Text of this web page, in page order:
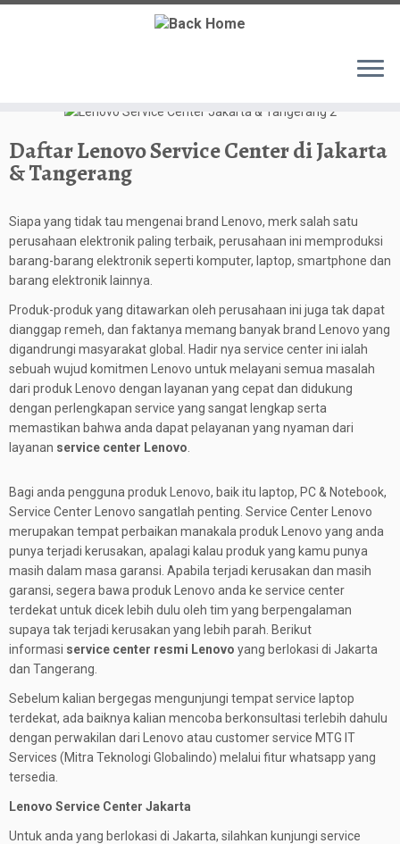
Daftar Lenovo Service Center di Jakarta
& Tangerang
Siapa yang tidak tau mengenai brand Lenovo, merk salah satu
perusahaan elektronik paling terbaik, perusahaan ini memproduksi
barang-barang elektronik seperti komputer, laptop, smartphone dan
barang elektronik lainnya.
Produk-produk yang ditawarkan oleh perusahaan ini juga tak dapat
dianggap remeh, dan faktanya memang banyak brand Lenovo yang
digandrungi masyarakat global. Hadir nya service center ini ialah
sebuah wujud komitmen Lenovo untuk melayani semua masalah
dari produk Lenovo dengan layanan yang cepat dan didukung
dengan perlengkapan service yang sangat lengkap serta
memastikan bahwa anda dapat pelayanan yang nyaman dari
layanan service center Lenovo.
Bagi anda pengguna produk Lenovo, baik itu laptop, PC & Notebook,
Service Center Lenovo sangatlah penting. Service Center Lenovo
merupakan tempat perbaikan manakala produk Lenovo yang anda
punya terjadi kerusakan, apalagi kalau produk yang kamu punya
masih dalam masa garansi. Apabila terjadi kerusakan dan masih
garansi, segera bawa produk Lenovo anda ke service center
terdekat untuk dicek lebih dulu oleh tim yang berpengalaman
supaya tak terjadi kerusakan yang lebih parah. Berikut
informasi service center resmi Lenovo yang berlokasi di Jakarta
dan Tangerang.
Sebelum kalian bergegas mengunjungi tempat service laptop
terdekat, ada baiknya kalian mencoba berkonsultasi terlebih dahulu
dengan perwakilan dari Lenovo atau customer service MTG IT
Services (Mitra Teknologi Globalindo) melalui fitur whatsapp yang
tersedia.
Lenovo Service Center Jakarta
Untuk anda yang berlokasi di Jakarta, silahkan kunjungi service